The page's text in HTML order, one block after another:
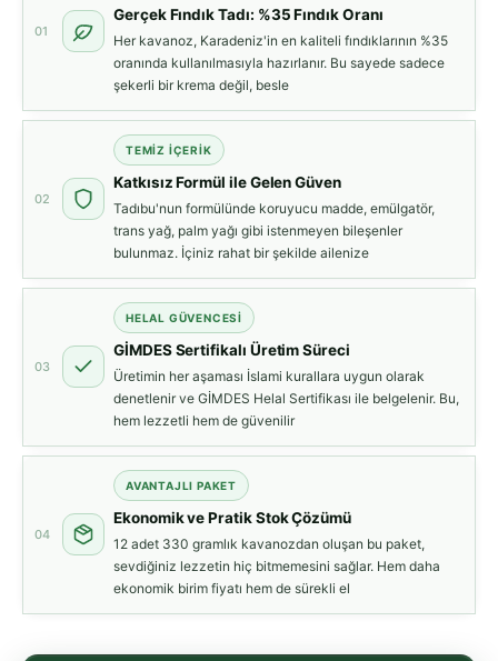
01
Gerçek Fındık Tadı: %35 Fındık Oranı
Her kavanoz, Karadeniz'in en kaliteli fındıklarının %35
oranında kullanılmasıyla hazırlanır. Bu sayede sadece
şekerli bir krema değil, besle
02
TEMİZ İÇERİK
Katkısız Formül ile Gelen Güven
Tadıbu'nun formülünde koruyucu madde, emülgatör,
trans yağ, palm yağı gibi istenmeyen bileşenler
bulunmaz. İçiniz rahat bir şekilde ailenize
03
HELAL GÜVENCESİ
GİMDES Sertifikalı Üretim Süreci
Üretimin her aşaması İslami kurallara uygun olarak
denetlenir ve GİMDES Helal Sertifikası ile belgelenir. Bu,
hem lezzetli hem de güvenilir
04
AVANTAJLI PAKET
Ekonomik ve Pratik Stok Çözümü
12 adet 330 gramlık kavanozdan oluşan bu paket,
sevdiğiniz lezzetin hiç bitmemesini sağlar. Hem daha
ekonomik birim fiyatı hem de sürekli el